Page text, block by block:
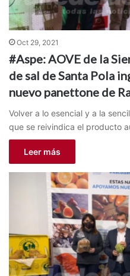
Oct 29, 2021
#Aspe: AOVE de la
de sal de Santa Pola
nuevo panettone de
Volver a lo esencial y a la
que se reivindica el producto
Leer más